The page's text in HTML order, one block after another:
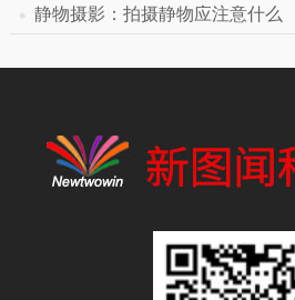
静物摄影：拍摄静物应注意什么